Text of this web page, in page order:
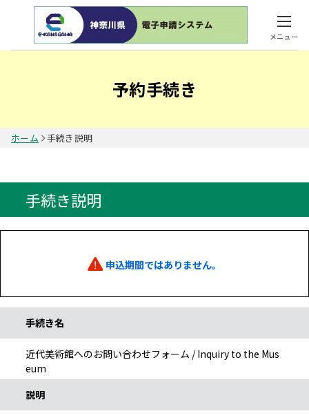
メニュー
予約手続き
ホーム 手続き説明
手続き説明
申込期間ではありません。
手続き名
近代美術館へのお問い合わせフォーム / Inquiry to the Mus
eum
説明